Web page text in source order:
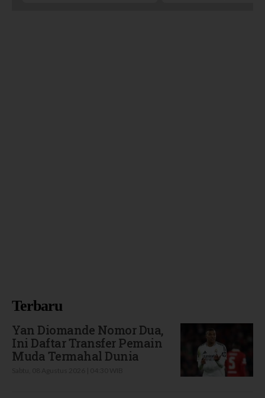
Terbaru
Yan Diomande Nomor Dua,
Ini Daftar Transfer Pemain
Muda Termahal Dunia